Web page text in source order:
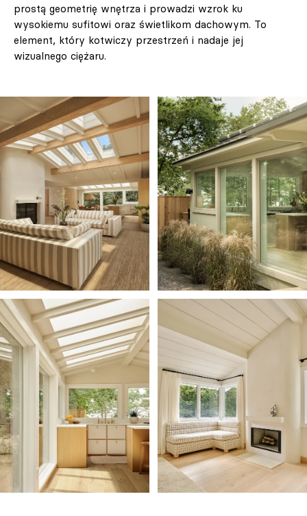
prostą geometrię wnętrza i prowadzi wzrok ku
wysokiemu sufitowi oraz świetlikom dachowym. To
element, który kotwiczy przestrzeń i nadaje jej
wizualnego ciężaru.